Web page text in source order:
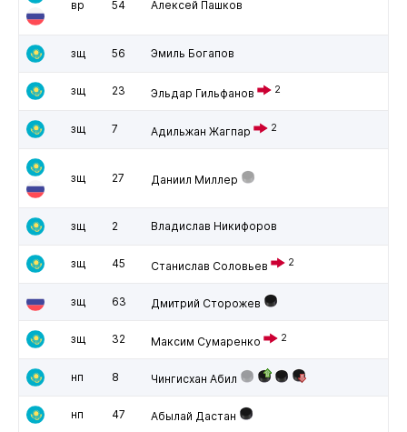
вр 54 Алексей Пашков
зщ 56 Эмиль Богапов
зщ 23 Эльдар Гильфанов 2
зщ 7 Адильжан Жагпар 2
зщ 27 Даниил Миллер
зщ 2 Владислав Никифоров
зщ 45 Станислав Соловьев 2
зщ 63 Дмитрий Сторожев
зщ 32 Максим Сумаренко 2
нп 8 Чингисхан Абил
нп 47 Абылай Дастан